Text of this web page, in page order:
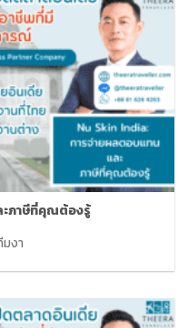
ภาษีที่คุณต้องรู้
มงา